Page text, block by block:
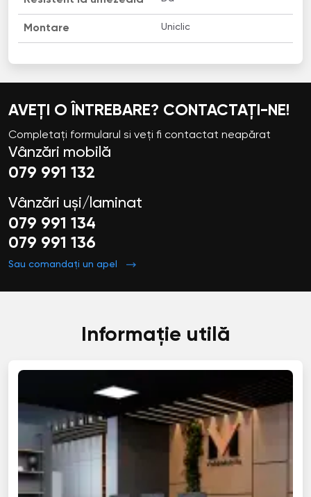
Montare Uniclic
AVEȚI O ÎNTREBARE? CONTACTAȚI-NE!
Completați formularul si veți fi contactat neapărat
Vânzări mobilă
079 991 132
Vânzări uși/laminat
079 991 134
079 991 136
Sau comandați un apel
Informație utilă